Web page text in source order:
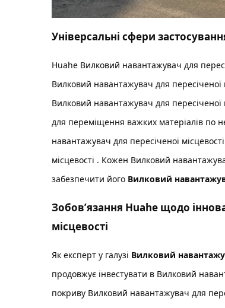
Універсальні сфери
Huahe Вилковий навантажувач для
Вилковий навантажувач для пересіченої
Вилковий навантажувач для пересіченої
для переміщення важких матеріалів по
навантажувач для пересіченої місцевості
місцевості . Кожен Вилковий
забезпечити його Вилковий
Зобов’язання Huahe щодо
місцевості
Як експерт у галузі Вилковий
продовжує інвестувати в Вилковий
покриву Вилковий навантажувач для